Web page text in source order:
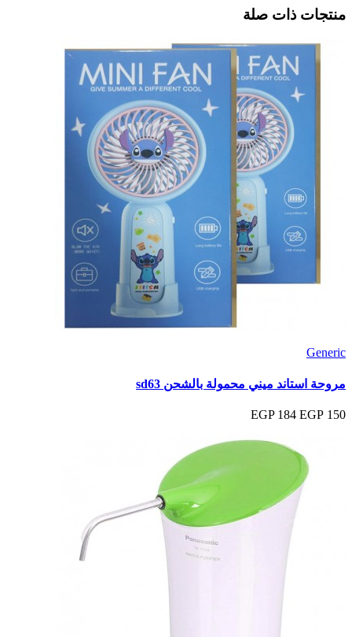
منتجات ذات صلة
Generic
مروحة استاند ميني محمولة بالشحن sd63
150 EGP
184 EGP